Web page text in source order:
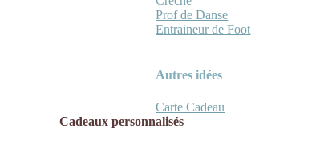
Prof de Danse
Entraineur de Foot
Autres idées
Carte Cadeau
Cadeaux personnalisés